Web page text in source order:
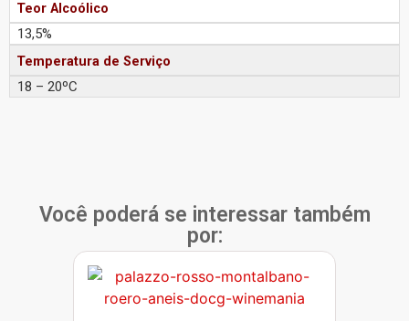
Teor Alcoólico
13,5%
Temperatura de Serviço
18 – 20ºC
Você poderá se interessar também
por: